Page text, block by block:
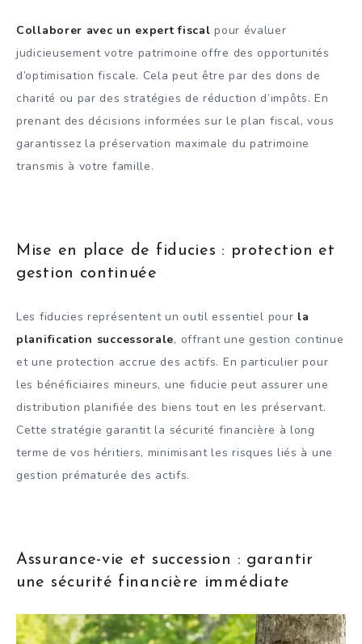
Collaborer avec un expert fiscal pour évaluer
judicieusement votre patrimoine offre des opportunités
d’optimisation fiscale. Cela peut être par des dons de
charité ou par des stratégies de réduction d’impôts. En
prenant des décisions informées sur le plan fiscal, vous
garantissez la préservation maximale du patrimoine
transmis à votre famille.
Mise en place de fiducies : protection et
gestion continuée
Les fiducies représentent un outil essentiel pour la
planification successorale, offrant une gestion continue
et une protection accrue des actifs. En particulier pour
les bénéficiaires mineurs, une fiducie peut assurer une
distribution planifiée des biens tout en les préservant.
Cette stratégie garantit la sécurité financière à long
terme de vos héritiers, minimisant les risques liés à une
gestion prématurée des actifs.
Assurance-vie et succession : garantir
une sécurité financière immédiate